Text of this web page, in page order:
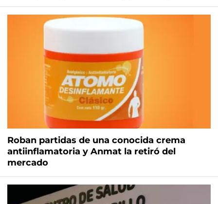
Roban partidas de una conocida crema
antiinflamatoria y Anmat la retiró del
mercado